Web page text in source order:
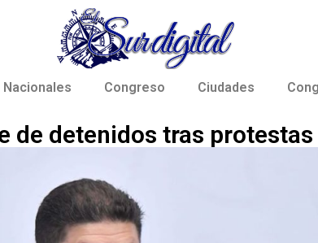
Nacionales Congreso Ciudades
de detenidos tras